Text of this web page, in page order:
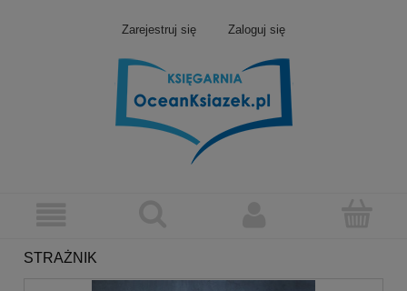
Zarejestruj się Zaloguj się
STRAŻNIK